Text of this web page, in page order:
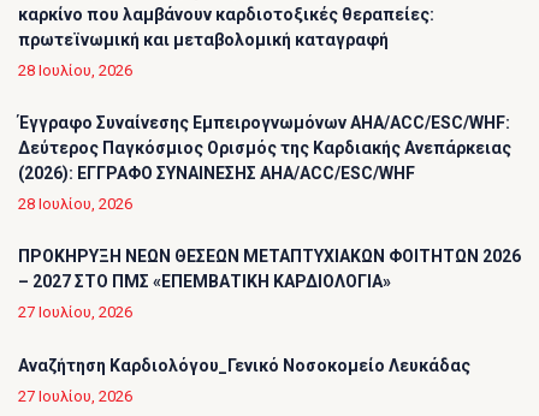
καρκίνο που λαμβάνουν καρδιοτοξικές θεραπείες:
πρωτεϊνωμική και μεταβολομική καταγραφή
28 Ιουλίου, 2026
Έγγραφο Συναίνεσης Εμπειρογνωμόνων AHA/ACC/ESC/WHF:
Δεύτερος Παγκόσμιος Ορισμός της Καρδιακής Ανεπάρκειας
(2026): ΕΓΓΡΑΦΟ ΣΥΝΑΙΝΕΣΗΣ AHA/ACC/ESC/WHF
28 Ιουλίου, 2026
ΠΡΟΚΗΡΥΞΗ ΝΕΩΝ ΘΕΣΕΩΝ ΜΕΤΑΠΤΥΧΙΑΚΩΝ ΦΟΙΤΗΤΩΝ 2026
– 2027 ΣΤΟ ΠΜΣ «ΕΠΕΜΒΑΤΙΚΗ ΚΑΡΔΙΟΛΟΓΙΑ»
27 Ιουλίου, 2026
Αναζήτηση Καρδιολόγου_Γενικό Νοσοκομείο Λευκάδας
27 Ιουλίου, 2026